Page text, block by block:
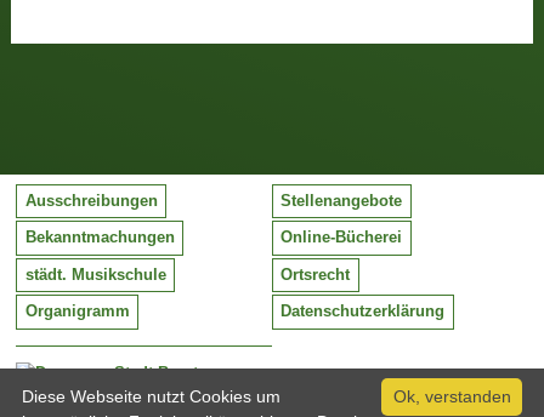
Stadt Barntrup
Mittelstraße 38
Ausschreibungen Stellenangebote
Bekanntmachungen Online-Bücherei
städt. Musikschule Ortsrecht
Organigramm Datenschutzerklärung
Ok, verstanden
Diese Webseite nutzt Cookies um